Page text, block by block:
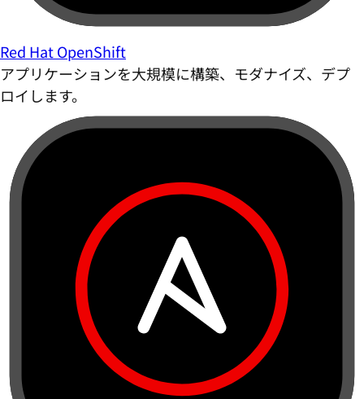
Red Hat OpenShift
アプリケーションを大規模に構築、モダナイズ、デプ
ロイします。